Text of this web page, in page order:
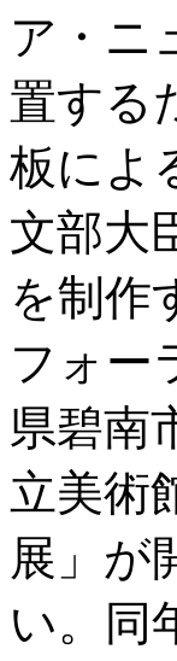
ア・ニ
置する
板によ
文部大
を制作
フォー
県碧南
立美術
展」が
い。同